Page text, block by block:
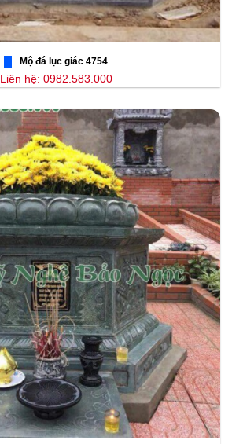
Mộ đá lục giác 4754
Liên hệ: 0982.583.000